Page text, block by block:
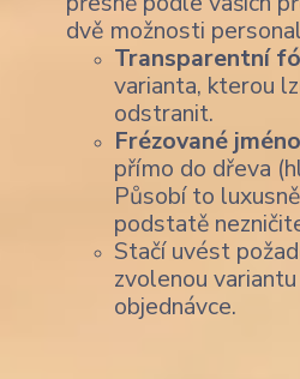
dvě možnosti
Transparentní
varianta, kterou
odstranit.
Frézované
přímo do dřeva
Působí to
podstatě
Stačí uvést
zvolenou
objednávce.